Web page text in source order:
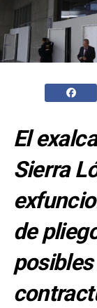
El
Sierra
de